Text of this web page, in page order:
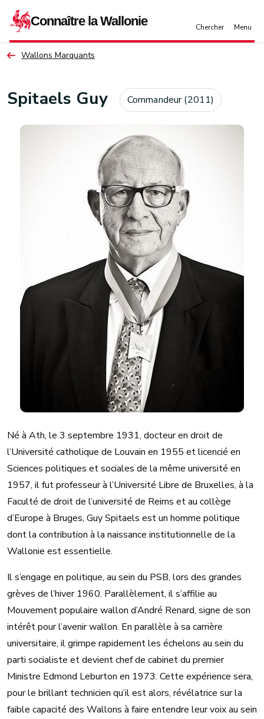
Wallons Marquants
Spitaels Guy Commandeur (2011)
Né à Ath, le 3 septembre 1931, docteur en droit de
l’Université catholique de Louvain en 1955 et licencié en
Sciences politiques et sociales de la même université en
1957, il fut professeur à l’Université Libre de Bruxelles, à la
Faculté de droit de l’université de Reims et au collège
d’Europe à Bruges, Guy Spitaels est un homme politique
dont la contribution à la naissance institutionnelle de la
Wallonie est essentielle.
Il s’engage en politique, au sein du PSB, lors des grandes
grèves de l’hiver 1960. Parallèlement, il s’affilie au
Mouvement populaire wallon d’André Renard, signe de son
intérêt pour l’avenir wallon. En parallèle à sa carrière
universitaire, il grimpe rapidement les échelons au sein du
parti socialiste et devient chef de cabinet du premier
Ministre Edmond Leburton en 1973. Cette expérience sera,
pour le brillant technicien qu’il est alors, révélatrice sur la
faible capacité des Wallons à faire entendre leur voix au sein